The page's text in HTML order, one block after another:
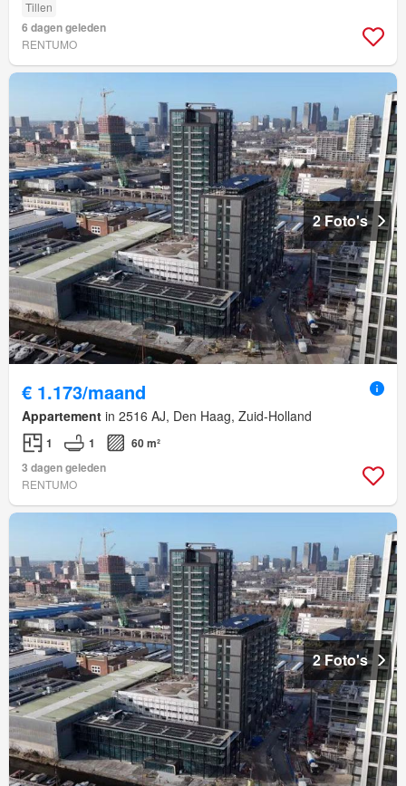
Tillen
6 dagen geleden
RENTUMO
2 Foto's
€ 1.173/maand
Appartement in 2516 AJ, Den Haag, Zuid-Holland
1 1
60 m²
3 dagen geleden
RENTUMO
2 Foto's